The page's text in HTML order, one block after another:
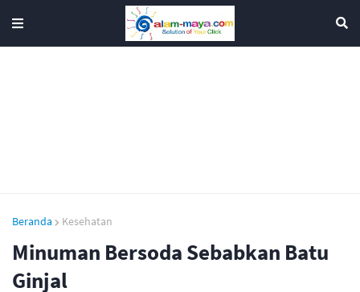
Beranda Kesehatan
Minuman Bersoda Sebabkan Batu
Ginjal